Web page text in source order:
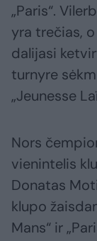
„Paris“.
yra trečias,
dalijasi
turnyre
„Jeunesse
Nors
vienintelis
Donatas
klupo
Mans“ ir